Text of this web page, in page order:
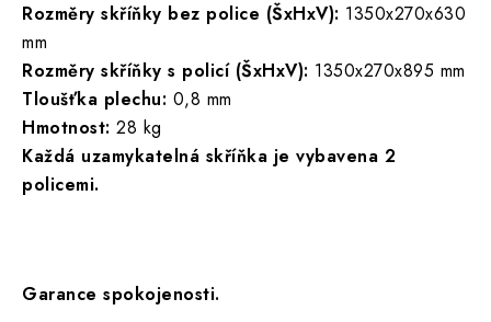
Rozměry skříňky bez police (ŠxHxV): 1350x270x630
mm
Rozměry skříňky s policí (ŠxHxV): 1350x270x895 mm
Tloušťka plechu: 0,8 mm
Hmotnost: 28 kg
Každá uzamykatelná skříňka je vybavena 2
policemi.
Garance spokojenosti.